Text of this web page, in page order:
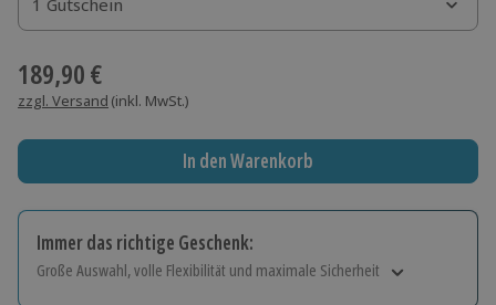
1 Gutschein
189,90 €
zzgl. Versand (inkl. MwSt.)
In den Warenkorb
Immer das richtige Geschenk:
Große Auswahl, volle Flexibilität und maximale Sicherheit